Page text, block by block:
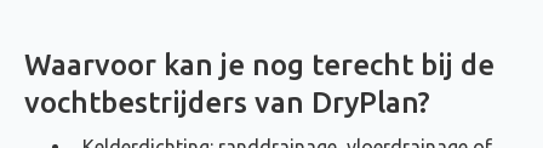
Waarvoor kan je nog terecht bij de
vochtbestrijders van DryPlan?